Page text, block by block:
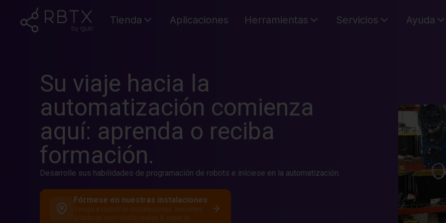
Tienda Aplicaciones Herramientas Servicios Ayuda
Su viaje hacia la
automatización comienza
aquí: aprenda o reciba
formación.
Desarrolle sus habilidades de programación de robots e iníciese en la automatización.
Fórmese en nuestras instalaciones
Venga a nuestras instalaciones: sesiones
prácticas con robots reales & experts